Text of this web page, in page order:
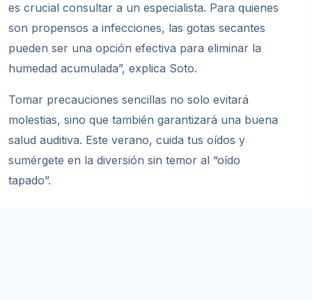
es crucial consultar a un especialista. Para quienes
son propensos a infecciones, las gotas secantes
pueden ser una opción efectiva para eliminar la
humedad acumulada”, explica Soto.
Tomar precauciones sencillas no solo evitará
molestias, sino que también garantizará una buena
salud auditiva. Este verano, cuida tus oídos y
sumérgete en la diversión sin temor al “oído
tapado”.